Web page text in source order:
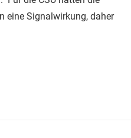
eine Signalwirkung, daher